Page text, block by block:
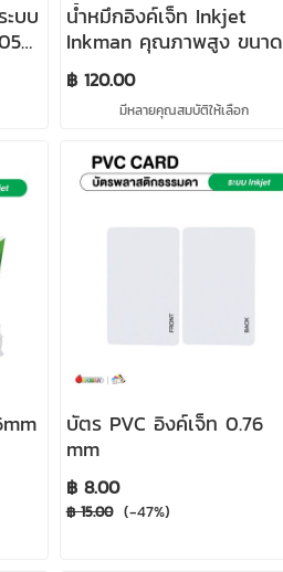
บบ
น้ำหมึกอิงค์เจ็ท Inkjet
Inkman คุณภาพสูง ขนาด
70ml./ขวด
฿ 120.00
มีหลายคุณสมบัติให้เลือก
บัตร PVC อิงค์เจ็ท 0.76
mm
฿ 8.00
฿ 15.00 (-47%)